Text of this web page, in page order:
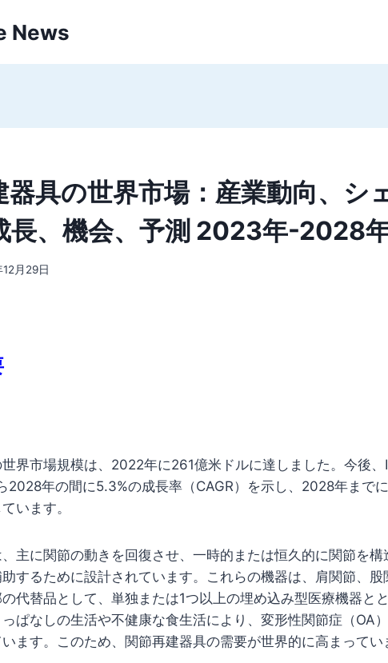
News
器具の世界市場：産業動向、シ
長、機会、予測 2023年-2028
月29日
界市場規模は、2022年に261億米ドルに達しました。今後
2028年の間に5.3%の成長率（CAGR）を示し、2028年まで
います。
主に関節の動きを回復させ、一時的または恒久的に関節を構
するために設計されています。これらの機器は、肩関節、股
代替品として、単独または1つ以上の埋め込み型医療機器と
ぱなしの生活や不健康な食生活により、変形性関節症（OA
ます。このため、関節再建器具の需要が世界的に高まってい